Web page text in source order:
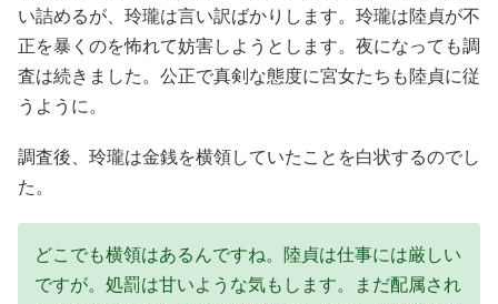
い詰めるが、玲瓏は言い訳ばかりします。玲瓏は陸貞が不
正を暴くのを怖れて妨害しようとします。夜になっても調
査は続きました。公正で真剣な態度に宮女たちも陸貞に従
うように。
調査後、玲瓏は金銭を横領していたことを白状するのでし
た。
どこでも横領はあるんですね。陸貞は仕事には厳しい
ですが。処罰は甘いような気もします。まだ配属され